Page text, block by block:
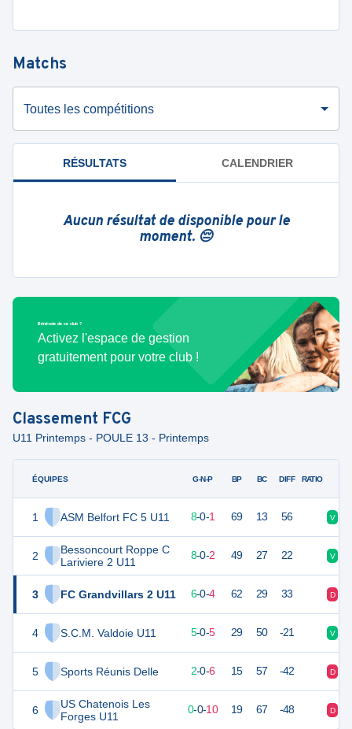
Matchs
Toutes les compétitions
RÉSULTATS CALENDRIER
Aucun résultat de disponible pour le
moment. 😔
Bénévole de ce club ?
Activez l'espace de gestion
gratuitement pour votre club !
Classement FCG
U11 Printemps - POULE 13 - Printemps
ÉQUIPES
1 ASM Belfort FC 5 U11
2
Bessoncourt Roppe C
Lariviere 2 U11
3 FC Grandvillars 2 U11
4 S.C.M. Valdoie U11
5 Sports Réunis Delle
6
US Chatenois Les
Forges U11
G-N-P BP BC DIFF RATIO
24 9 8-0-1 69 13 56 V
24 10 8-0-2 49 27 22 V
18 10 6-0-4 62 29 33 D
15 5-0-5 29 50 -21 V
5 2-0-6 15 57 -42 D
0 0-0-10 19 67 -48 D